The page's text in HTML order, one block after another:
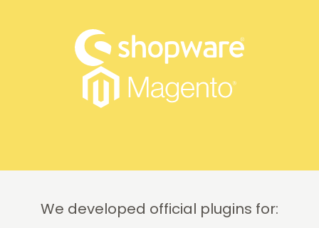
We developed official plugins for: